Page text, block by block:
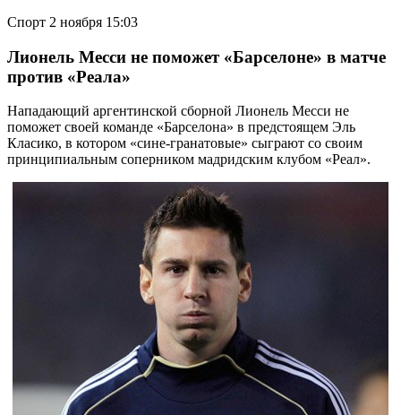
Спорт 2 ноября 15:03
Лионель Месси не поможет «Барселоне» в матче
против «Реала»
Нападающий аргентинской сборной Лионель Месси не
поможет своей команде «Барселона» в предстоящем Эль
Класико, в котором «сине-гранатовые» сыграют со своим
принципиальным соперником мадридским клубом «Реал».